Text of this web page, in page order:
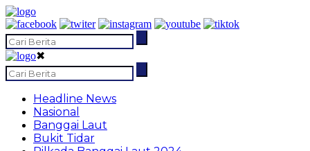
✖
Headline News
Nasional
Banggai Laut
Bukit Tidar